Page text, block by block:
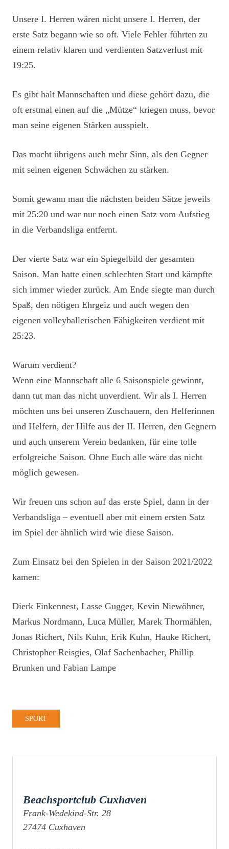
Unsere I. Herren wären nicht unsere I. Herren, der
erste Satz begann wie so oft. Viele Fehler führten zu
einem relativ klaren und verdienten Satzverlust mit
19:25.
Es gibt halt Mannschaften und diese gehört dazu, die
oft erstmal einen auf die „Mütze“ kriegen muss, bevor
man seine eigenen Stärken ausspielt.
Das macht übrigens auch mehr Sinn, als den Gegner
mit seinen eigenen Schwächen zu stärken.
Somit gewann man die nächsten beiden Sätze jeweils
mit 25:20 und war nur noch einen Satz vom Aufstieg
in die Verbandsliga entfernt.
Der vierte Satz war ein Spiegelbild der gesamten
Saison. Man hatte einen schlechten Start und kämpfte
sich immer wieder zurück. Am Ende siegte man durch
Spaß, den nötigen Ehrgeiz und auch wegen den
eigenen volleyballerischen Fähigkeiten verdient mit
25:23.
Warum verdient?
Wenn eine Mannschaft alle 6 Saisonspiele gewinnt,
dann tut man das nicht unverdient. Wir als I. Herren
möchten uns bei unseren Zuschauern, den Helferinnen
und Helfern, der Hilfe aus der II. Herren, den Gegnern
und auch unserem Verein bedanken, für eine tolle
erfolgreiche Saison. Ohne Euch alle wäre das nicht
möglich gewesen.
Wir freuen uns schon auf das erste Spiel, dann in der
Verbandsliga – eventuell aber mit einem ersten Satz
im Spiel der ähnlich wird wie diese Saison.
Zum Einsatz bei den Spielen in der Saison 2021/2022
kamen:
Dierk Finkennest, Lasse Gugger, Kevin Niewöhner,
Markus Nordmann, Luca Müller, Marek Thormählen,
Jonas Richert, Nils Kuhn, Erik Kuhn, Hauke Richert,
Christopher Reisgies, Olaf Sachenbacher, Phillip
Brunken und Fabian Lampe
SPORT
Beachsportclub Cuxhaven
Frank-Wedekind-Str. 28
27474 Cuxhaven